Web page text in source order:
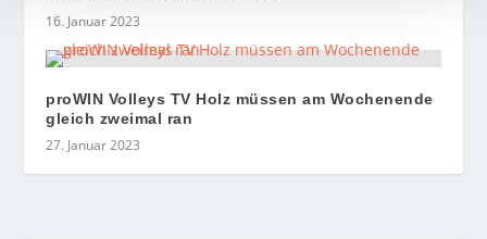
16. Januar 2023
proWIN Volleys TV Holz müssen am Wochenende
gleich zweimal ran
27. Januar 2023